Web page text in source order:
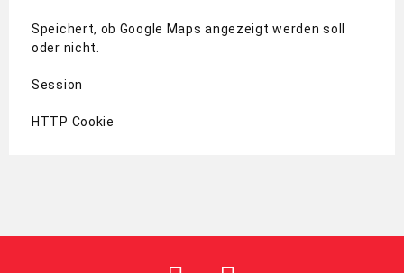
Speichert, ob Google Maps angezeigt werden soll
oder nicht.
Session
HTTP Cookie